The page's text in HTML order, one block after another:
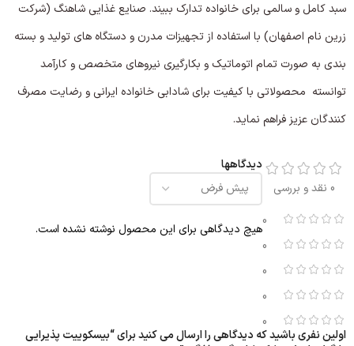
سبد کامل و سالمی برای خانواده تدارک ببیند. صنایع غذایی شاهنگ (شرکت
زرین نام اصفهان) با استفاده از تجهیزات مدرن و دستگاه های تولید و بسته
بندی به صورت تمام اتوماتیک و بکارگیری نیروهای متخصص و کارآمد
توانسته محصولاتی با کیفیت برای شادابی خانواده ایرانی و رضایت مصرف
کنندگان عزیز فراهم نماید.
0 نقد و بررسی
0
0
0
0
0
دیدگاهها
هیچ دیدگاهی برای این محصول نوشته نشده است.
اولین نفری باشید که دیدگاهی را ارسال می کنید برای “بیسکوییت پذیرایی